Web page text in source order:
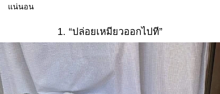
แน่นอน
1. “ปล่อยเหมียวออกไปที”